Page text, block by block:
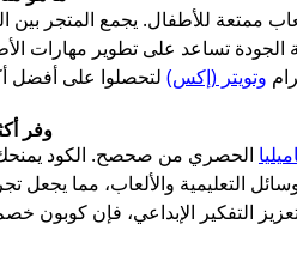
وتويتر (إكس)
وفر
التفكير الإبداعي، فإن كوبون